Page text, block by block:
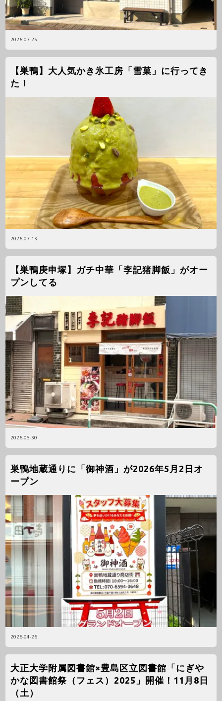
2026-07-25
2026-07-13
【巣鴨】大人気かき氷工房「雪菓」に行ってき
た！
2026-05-30
【巣鴨庚申塚】ガチ中華「李記猪脚飯」がオー
プンしてる
2026-04-26
巣鴨地蔵通りに「御神酒」が2026年5月2日オ
ープン
大正大学附属図書館×豊島区立図書館「にぎや
かな図書館祭（フェス）2025」開催！11月8日
（土）